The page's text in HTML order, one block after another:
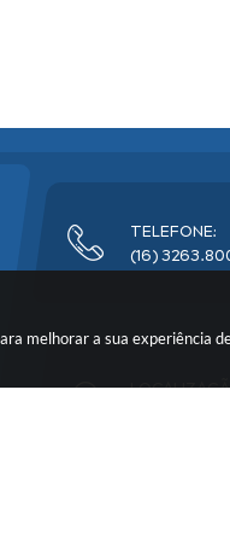
melhorar a sua experiência
TELEFONE:
(16)